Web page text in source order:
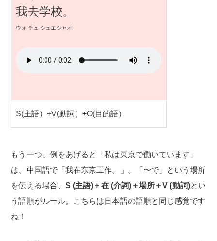
我去学校。
ウォ チュ シュエシャオ
S(主語）+V(動詞）+O(目的語）
もう一つ、例をあげると「私は東京で働いています」
は、中国語で「我在东京工作。」。「〜で」という場所
を伝える場合、 S (主語)＋在 (介詞)＋場所＋V (動詞)とい
う語順がルール。こちらは日本語の語順と同じ感覚です
ね！